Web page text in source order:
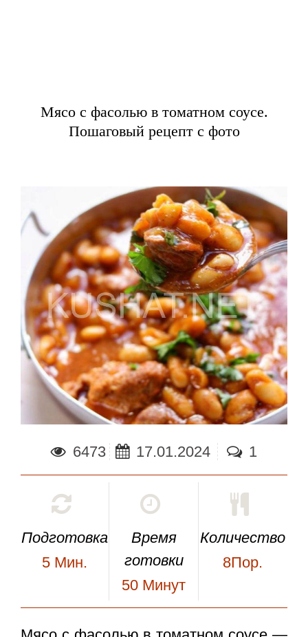
Мясо с фасолью в томатном соусе.
Пошаговый рецепт с фото
6473 17.01.2024 1
Подготовка
5 Мин.
Время
готовки
50 Минут
Количество
8Пор.